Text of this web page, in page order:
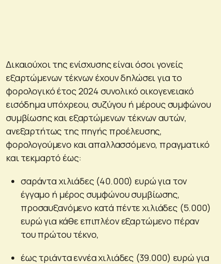
Δικαιούχοι της ενίσχυσης είναι όσοι γονείς
εξαρτώμενων τέκνων έχουν δηλώσει για το
φορολογικό έτος 2024 συνολικό οικογενειακό
εισόδημα υπόχρεου, συζύγου ή μέρους συμφώνου
συμβίωσης και εξαρτώμενων τέκνων αυτών,
ανεξαρτήτως της πηγής προέλευσης,
φορολογούμενο και απαλλασσόμενο, πραγματικό
και τεκμαρτό έως:
σαράντα χιλιάδες (40.000) ευρώ για τον
έγγαμο ή μέρος συμφώνου συμβίωσης,
προσαυξανόμενο κατά πέντε χιλιάδες (5.000)
ευρώ για κάθε επιπλέον εξαρτώμενο πέραν
του πρώτου τέκνο,
έως τριάντα εννέα χιλιάδες (39.000) ευρώ για